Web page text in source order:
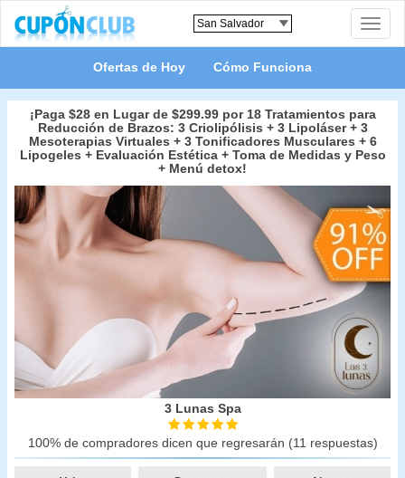
Toggle
Ofertas de Hoy Cómo Funciona
¡Paga $28 en Lugar de $299.99 por 18 Tratamientos para
Reducción de Brazos: 3 Criolipólisis + 3 Lipoláser + 3
Mesoterapias Virtuales + 3 Tonificadores Musculares + 6
Lipogeles + Evaluación Estética + Toma de Medidas y Peso
+ Menú detox!
3 Lunas Spa
100% de compradores dicen que regresarán (11 respuestas)